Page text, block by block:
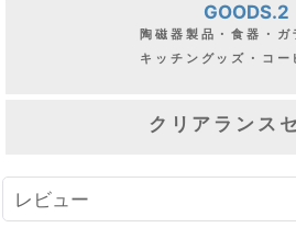
GOODS.2
陶磁器製品・食器・ガ
キッチングッズ・コー
クリアランス
レビュー